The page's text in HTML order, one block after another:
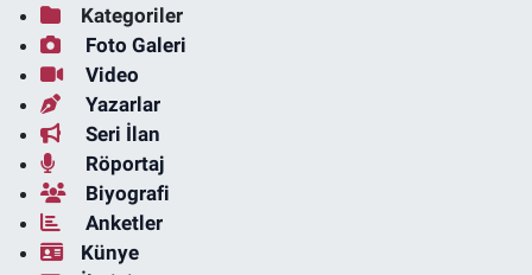
Kategoriler
Foto Galeri
Video
Yazarlar
Seri İlan
Röportaj
Biyografi
Anketler
Künye